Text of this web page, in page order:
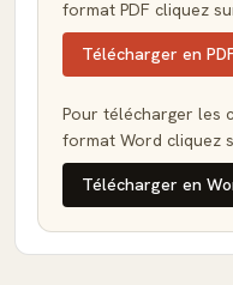
format PDF cliquez
Télécharger en
Pour télécharger les
format Word cliquez
Télécharger en